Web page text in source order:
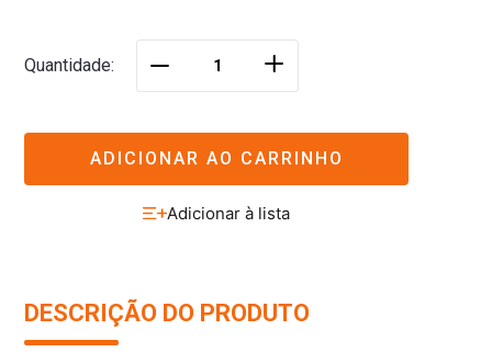
Quantidade ＋
ADICIONAR AO CARRINHO
DESCRIÇÃO DO PRODUTO